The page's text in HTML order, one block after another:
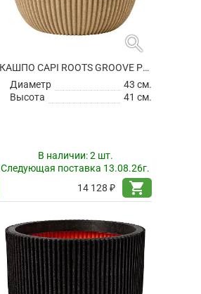
search
КАШПО CAPI ROOTS GROOVE PLANTER BALL BEIGE
Диаметр
43 см.
Высота
41 см.
В наличии:2 шт.
Следующая поставка 13.08.26г.
14 128 ₽
shopping_cart